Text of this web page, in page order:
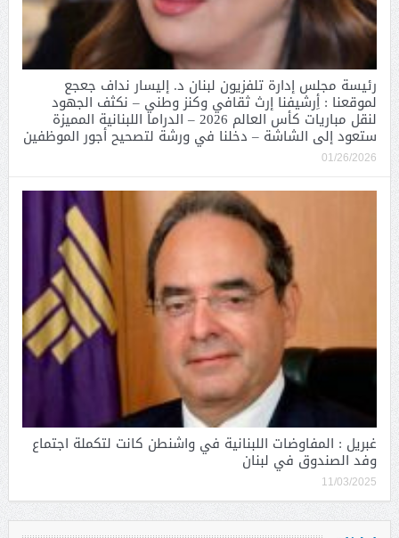
رئيسة مجلس إدارة تلفزيون لبنان د. إليسار نداف جعجع
لموقعنا : أِرشيفنا إرث ثقافي وكنز وطني – نكثف الجهود
لنقل مباريات كأس العالم 2026 – الدراما اللبنانية المميزة
ستعود إلى الشاشة – دخلنا في ورشة لتصحيح أجور الموظفين
01/26/2026
غبريل : المفاوضات اللبنانية في واشنطن كانت لتكملة اجتماع
وفد الصندوق في لبنان
11/03/2025